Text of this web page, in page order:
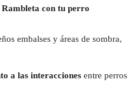
con tu perro
embalses y áreas de sombra,
a las interacciones entre perros